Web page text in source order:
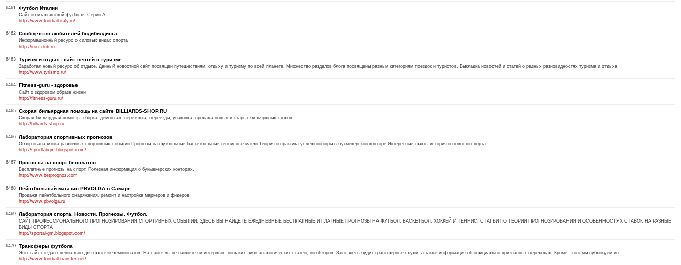
6461 Футбол Италии
Сайт об итальянской футболе, Серии А
http://www.football-italy.ru/
6462 Сообщество любителей бодибилдинга
Информационный ресурс о силовых видах спорта
http://iron-club.ru
6463 Туризм и отдых - сайт вестей о туризме
Заработал новый ресурс об отдыхе. Данный новостной сайт посвящен путешествиям, отдыху и туризму по всей планете. Множество разделов блога посвящены разным категориям поездок и туристов. Выкладка новостей и статей о разных разновидностях туризма и отдыха.
http://www.tyrismo.ru/
6464 Fitness-guru - здоровье
Сайт о здоровом образе жизни
http://fitness-guru.ru/
6465 Скорая бильярдная помощь на сайте BILLIARDS-SHOP.RU
Скорая бильярдная помощь: сборка, демонтаж, перетяжка, переезды, упаковка, продажа новых и старых бильярдных столов.
http://billiards-shop.ru
6466 Лаборатория спортивных прогнозов
Обзор и аналитика различных спортивных событий.Прогнозы на футбольные,баскетбольные,теннисные матчи.Теория и практика успешной игры в букмекерской конторе.Интересные факты,история и новости спорта.
http://sportlabgm.blogspot.com/
6467 Прогнозы на спорт бесплатно
Бесплатные прогнозы на спорт. Полезная информация о букмекерских конторах.
http://www.betprognoz.com
6468 Пейнтбольный магазин PBVOLGA в Самаре
Продажа пейнтбольного снаряжения, ремонт и настройка маркеров и фидеров
http://www.pbvolga.ru
6469 Лаборатория спорта. Новости. Прогнозы. Футбол.
САЙТ ПРОФЕССИОНАЛЬНОГО ПРОГНОЗИРОВАНИЯ СПОРТИВНЫХ СОБЫТИЙ. ЗДЕСЬ ВЫ НАЙДЕТЕ ЕЖЕДНЕВНЫЕ БЕСПЛАТНЫЕ И ПЛАТНЫЕ ПРОГНОЗЫ НА ФУТБОЛ, БАСКЕТБОЛ, ХОККЕЙ И ТЕННИС. СТАТЬИ ПО ТЕОРИИ ПРОГНОЗИРОВАНИЯ И ОСОБЕННОСТЯХ СТАВОК НА РАЗНЫЕ
ВИДЫ СПОРТА
http://sportal-gm.blogspot.com/
6470 Трансферы футбола
Этот сайт создан специально для фэнтези чемпионатов. На сайте вы не найдете ни интервью, ни каких-либо аналитических статей, ни обзоров. Зато здесь будут трансферные слухи, а также информация об официально признанных переходах. Кроме этого мы публикуем ин
http://www.football-transfer.net/